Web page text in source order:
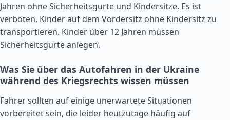
Jahren ohne Sicherheitsgurte und Kindersitze. Es ist
verboten, Kinder auf dem Vordersitz ohne Kindersitz zu
transportieren. Kinder über 12 Jahren müssen
Sicherheitsgurte anlegen.
Was Sie über das Autofahren in der Ukraine
während des Kriegsrechts wissen müssen
Fahrer sollten auf einige unerwartete Situationen
vorbereitet sein, die leider heutzutage häufig auf